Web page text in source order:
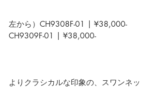
左から） CH9308F-01 | ¥38,000-
CH9309F-01 | ¥38,000-
よりクラシカルな印象の、スワンネッ